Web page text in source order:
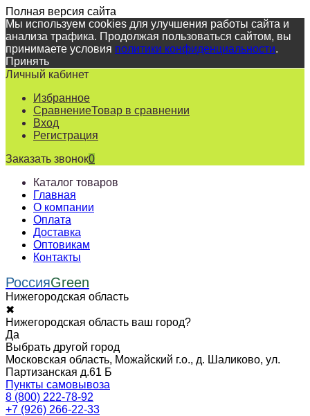
Полная версия сайта
Мы используем cookies для улучшения работы сайта и
анализа трафика. Продолжая пользоваться сайтом, вы
принимаете условия политики конфиденциальности.
Принять
Личный кабинет
Избранное
СравнениеТовар в сравнении
Вход
Регистрация
Заказать звонок0
Каталог товаров
Главная
О компании
Оплата
Доставка
Оптовикам
Контакты
РоссияGreen
Нижегородская область
✖
Нижегородская область ваш город?
Да
Выбрать другой город
Московская область, Можайский г.о., д. Шаликово, ул.
Партизанская д.61 Б
Пункты самовывоза
8 (800) 222-78-92
+7 (926) 266-22-33